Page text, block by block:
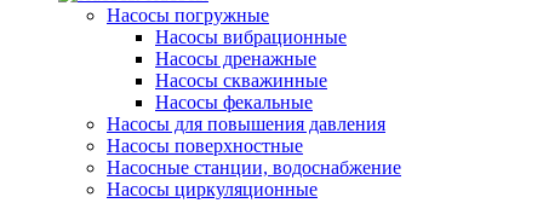
Насосы погружные
Насосы вибрационные
Насосы дренажные
Насосы скважинные
Насосы фекальные
Насосы для повышения давления
Насосы поверхностные
Насосные станции, водоснабжение
Насосы циркуляционные